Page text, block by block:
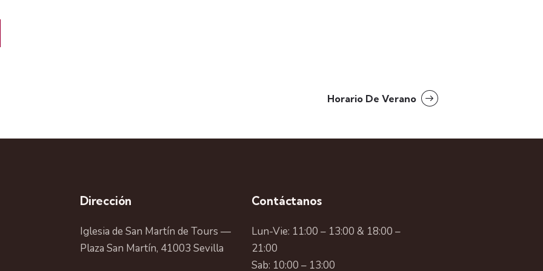
Horario De Verano
Dirección
Iglesia de San Martín de Tours —
Plaza San Martín, 41003 Sevilla
Contáctanos
Lun-Vie: 11:00 – 13:00 & 18:00 –
21:00
Sab: 10:00 – 13:00